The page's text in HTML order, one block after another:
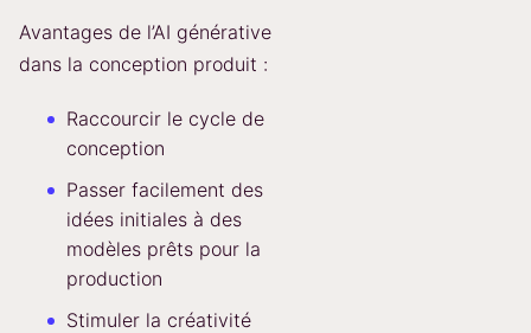
Avantages de l’AI générative
dans la conception produit :
Raccourcir le cycle de
conception
Passer facilement des
idées initiales à des
modèles prêts pour la
production
Stimuler la créativité